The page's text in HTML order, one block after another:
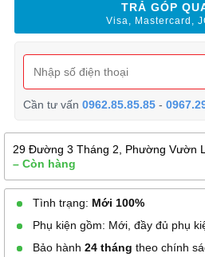
TRẢ GÓP
Visa, Mastercard,
Cần tư vấn0962.85.85.85 -
29 Đường 3 Tháng 2, Phường Vườn
– Còn hàng
Tình trạng: Mới 100%
Phụ kiện gồm: Mới, đầy đủ phụ
Bảo hành 24 tháng theo chính